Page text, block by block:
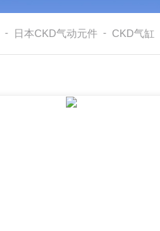
- 日本CKD气动元件 - CKD气缸